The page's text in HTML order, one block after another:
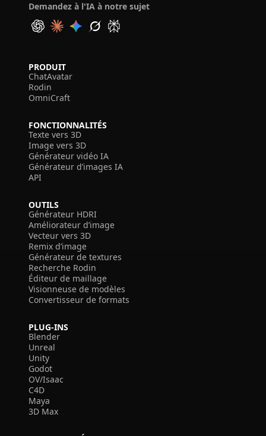
Demandez à l'IA à notre sujet
PRODUIT
ChatAvatar
Rodin
OmniCraft
FONCTIONNALITÉS
Texte vers 3D
Image vers 3D
Générateur vidéo IA
Générateur d’images IA
API
OUTILS
Générateur HDRI
Améliorateur d’image
Vecteur vers 3D
Remix d’image
Générateur de textures
Recherche Rodin
Éditeur de maillage
Visionneuse de modèles
Convertisseur de formats
PLUG-INS
Blender
Unreal
Unity
Godot
OV/Isaac
C4D
Maya
3D Max